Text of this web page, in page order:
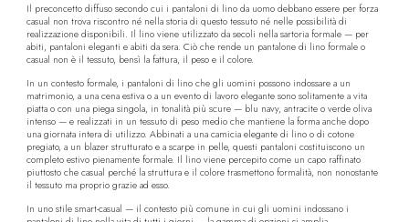
Il preconcetto diffuso secondo cui i pantaloni di lino da uomo debbano essere per forza
casual non trova riscontro né nella storia di questo tessuto né nelle possibilità di
realizzazione disponibili. Il lino viene utilizzato da secoli nella sartoria formale — per
abiti, pantaloni eleganti e abiti da sera. Ciò che rende un pantalone di lino formale o
casual non è il tessuto, bensì la fattura, il peso e il colore.
In un contesto formale, i pantaloni di lino che gli uomini possono indossare a un
matrimonio, a una cena estiva o a un evento di lavoro elegante sono solitamente a vita
piatta o con una piega singola, in tonalità più scure — blu navy, antracite o verde oliva
intenso — e realizzati in un tessuto di peso medio che mantiene la forma anche dopo
una giornata intera di utilizzo. Abbinati a una camicia elegante di lino o di cotone
pregiato, a un blazer strutturato e a scarpe in pelle, questi pantaloni costituiscono un
completo estivo pienamente formale. Il lino viene percepito come un capo raffinato
piuttosto che casual perché la struttura e il colore trasmettono formalità, non nonostante
il tessuto ma proprio grazie ad esso.
In uno stile smart-casual — il contesto più comune in cui gli uomini indossano i